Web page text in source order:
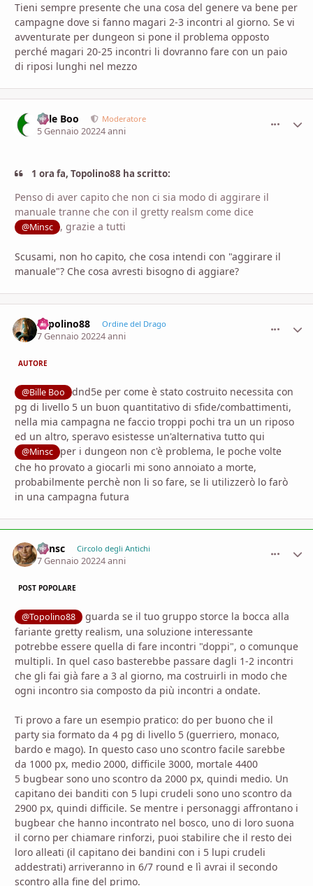
Tieni sempre presente che una cosa del genere va bene per
campagne dove si fanno magari 2-3 incontri al giorno. Se vi
avventurate per dungeon si pone il problema opposto
perché magari 20-25 incontri li dovranno fare con un paio
di riposi lunghi nel mezzo
Bille Boo Moderatore
5 Gennaio 20224 anni
1 ora fa, Topolino88 ha scritto:
Penso di aver capito che non ci sia modo di aggirare il
manuale tranne che con il gretty realsm come dice
@Minsc , grazie a tutti
Scusami, non ho capito, che cosa intendi con "aggirare il
manuale"? Che cosa avresti bisogno di aggiare?
Topolino88 Ordine del Drago
7 Gennaio 20224 anni
AUTORE
@Bille Boo
dnd5e per come è stato costruito necessita con
pg di livello 5 un buon quantitativo di sfide/combattimenti,
nella mia campagna ne faccio troppi pochi tra un un riposo
ed un altro, speravo esistesse un'alternativa tutto qui
@Minsc
per i dungeon non c'è problema, le poche volte
che ho provato a giocarli mi sono annoiato a morte,
probabilmente perchè non li so fare, se li utilizzerò lo farò
in una campagna futura
Minsc Circolo degli Antichi
7 Gennaio 20224 anni
POST POPOLARE
@Topolino88
guarda se il tuo gruppo storce la bocca alla
fariante gretty realism, una soluzione interessante
potrebbe essere quella di fare incontri "doppi", o comunque
multipli. In quel caso basterebbe passare dagli 1-2 incontri
che gli fai già fare a 3 al giorno, ma costruirli in modo che
ogni incontro sia composto da più incontri a ondate.
Ti provo a fare un esempio pratico: do per buono che il
party sia formato da 4 pg di livello 5 (guerriero, monaco,
bardo e mago). In questo caso uno scontro facile sarebbe
da 1000 px, medio 2000, difficile 3000, mortale 4400
5 bugbear sono uno scontro da 2000 px, quindi medio. Un
capitano dei banditi con 5 lupi crudeli sono uno scontro da
2900 px, quindi difficile. Se mentre i personaggi affrontano i
bugbear che hanno incontrato nel bosco, uno di loro suona
il corno per chiamare rinforzi, puoi stabilire che il resto dei
loro alleati (il capitano dei bandini con i 5 lupi crudeli
addestrati) arriveranno in 6/7 round e lì avrai il secondo
scontro alla fine del primo.